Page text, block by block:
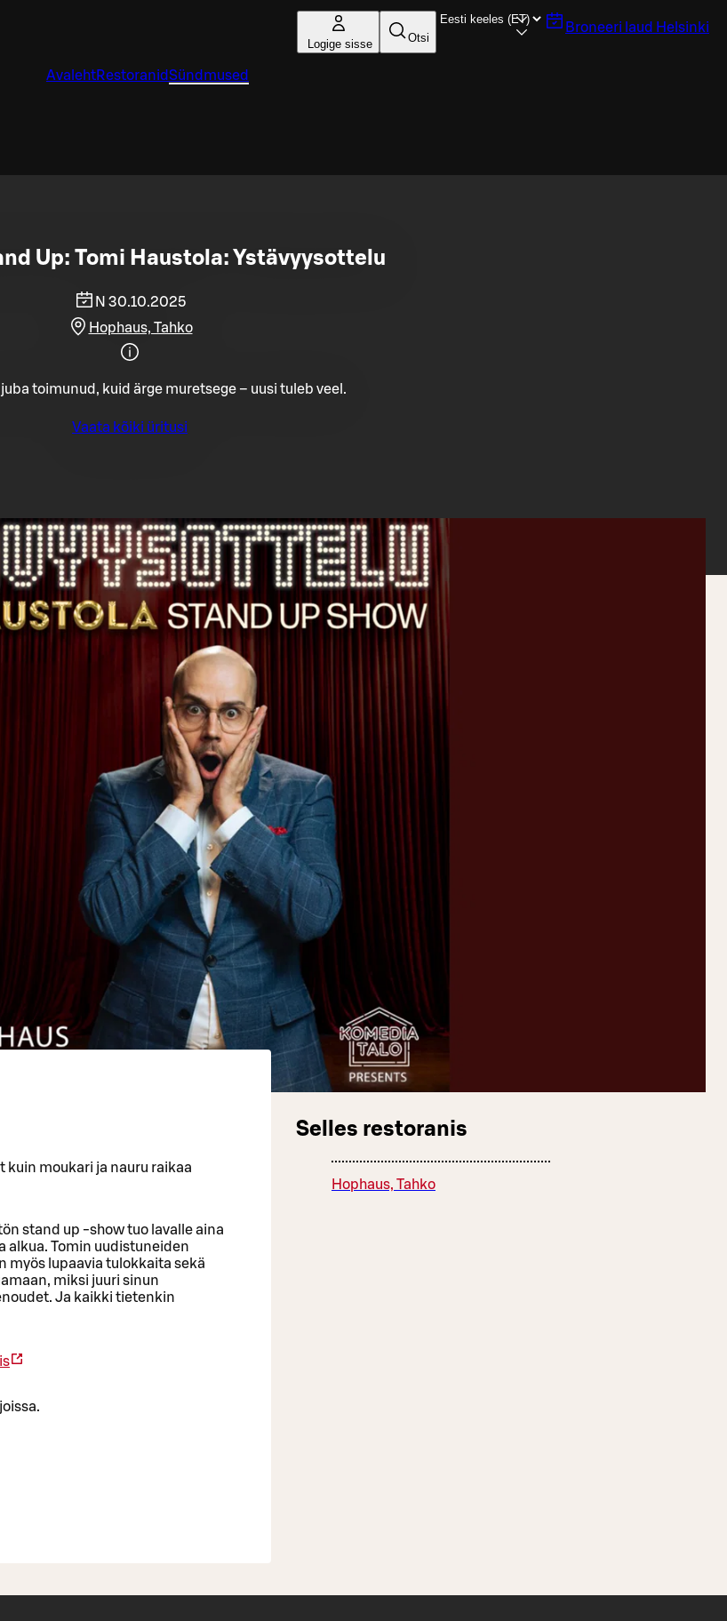
Logige sisse Otsi
Broneeri laud Helsinki
AvalehtRestoranidSündmused
Up: Tomi Haustola: Ystävyysottelu
N 30.10.2025
Hophaus, Tahko
toimunud, kuid ärge muretsege – uusi tuleb veel.
Vaata kõiki üritusi
kuin moukari ja nauru raikaa
stand up -show tuo lavalle aina
alkua. Tomin uudistuneiden
myös lupaavia tulokkaita sekä
miksi juuri sinun
Ja kaikki tietenkin
Selles restoranis
Hophaus, Tahko